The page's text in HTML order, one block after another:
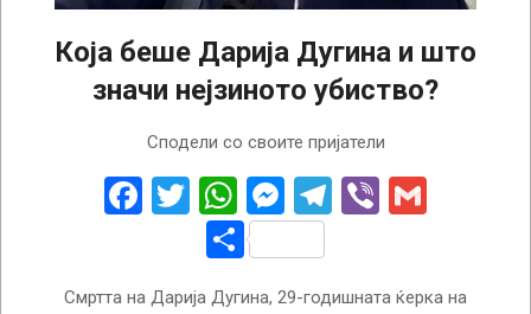
Која беше Дарија Дугина и што
значи нејзиното убиство?
Сподели со своите пријатели
Facebook
TwitterWhatsApp
Messenger
Telegram
Viber
Share
Смртта на Дарија Дугина, 29-годишната ќерка на